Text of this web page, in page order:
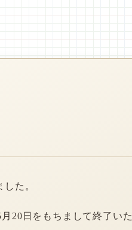
た。
20日をもちまして終了いた